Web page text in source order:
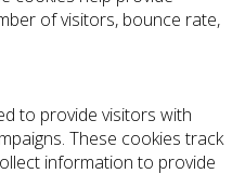
of visitors, bounce rate,
to provide visitors with
These cookies track
information to provide